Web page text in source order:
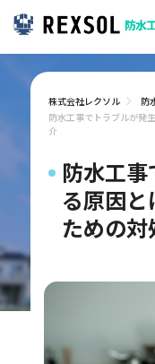
株式会社レクソル 防
防水工事でトラブルが発
介
防水工
る原因
ための